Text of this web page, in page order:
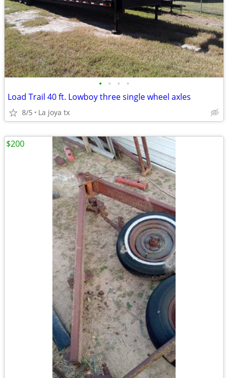
• • • •
Load Trail 40 ft. Lowboy three single wheel axles
8/5 La joya tx
$200